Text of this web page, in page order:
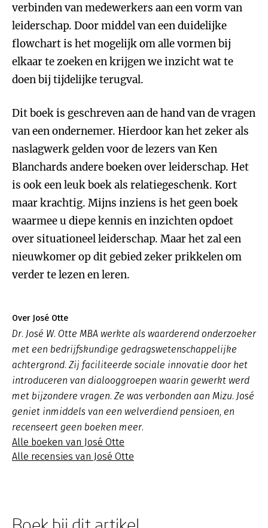
verbinden van medewerkers aan een vorm van
leiderschap. Door middel van een duidelijke
flowchart is het mogelijk om alle vormen bij
elkaar te zoeken en krijgen we inzicht wat te
doen bij tijdelijke terugval.
Dit boek is geschreven aan de hand van de vragen
van een ondernemer. Hierdoor kan het zeker als
naslagwerk gelden voor de lezers van Ken
Blanchards andere boeken over leiderschap. Het
is ook een leuk boek als relatiegeschenk. Kort
maar krachtig. Mijns inziens is het geen boek
waarmee u diepe kennis en inzichten opdoet
over situationeel leiderschap. Maar het zal een
nieuwkomer op dit gebied zeker prikkelen om
verder te lezen en leren.
Over José Otte
Dr. José W. Otte MBA werkte als waarderend onderzoeker
met een bedrijfskundige gedragswetenschappelijke
achtergrond. Zij faciliteerde sociale innovatie door het
introduceren van dialooggroepen waarin gewerkt werd
met bijzondere vragen. Ze was verbonden aan Mizu. José
geniet inmiddels van een welverdiend pensioen, en
recenseert geen boeken meer.
Alle boeken van José Otte
Alle recensies van José Otte